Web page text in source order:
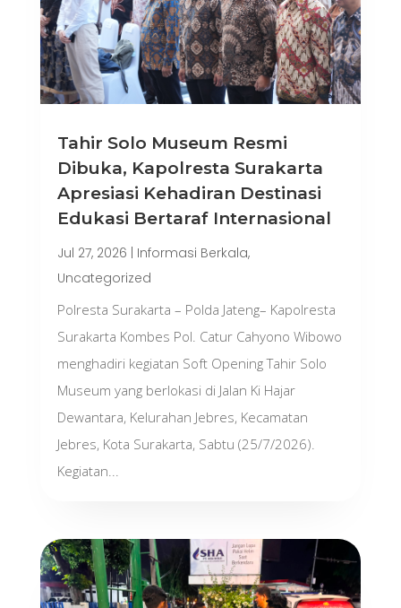
Tahir Solo Museum Resmi
Dibuka, Kapolresta Surakarta
Apresiasi Kehadiran Destinasi
Edukasi Bertaraf Internasional
Jul 27, 2026 Informasi Berkala,
Uncategorized
Polresta Surakarta – Polda Jateng– Kapolresta
Surakarta Kombes Pol. Catur Cahyono Wibowo
menghadiri kegiatan Soft Opening Tahir Solo
Museum yang berlokasi di Jalan Ki Hajar
Dewantara, Kelurahan Jebres, Kecamatan
Jebres, Kota Surakarta, Sabtu (25/7/2026).
Kegiatan...